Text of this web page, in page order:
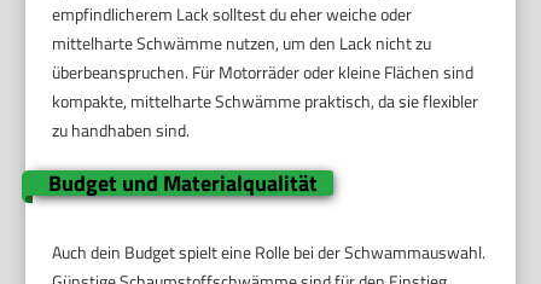
empfindlicherem Lack solltest du eher weiche oder
mittelharte Schwämme nutzen, um den Lack nicht zu
überbeanspruchen. Für Motorräder oder kleine Flächen sind
kompakte, mittelharte Schwämme praktisch, da sie flexibler
zu handhaben sind.
Budget und Materialqualität
Auch dein Budget spielt eine Rolle bei der Schwammauswahl.